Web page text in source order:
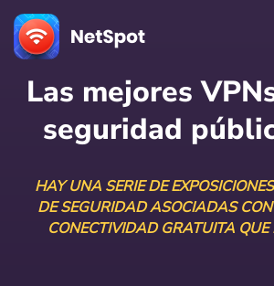
Las mejores
seguridad
HAY UNA SERIE DE
DE SEGURIDAD ASOCIADAS
CONECTIVIDAD GRATUITA QUE